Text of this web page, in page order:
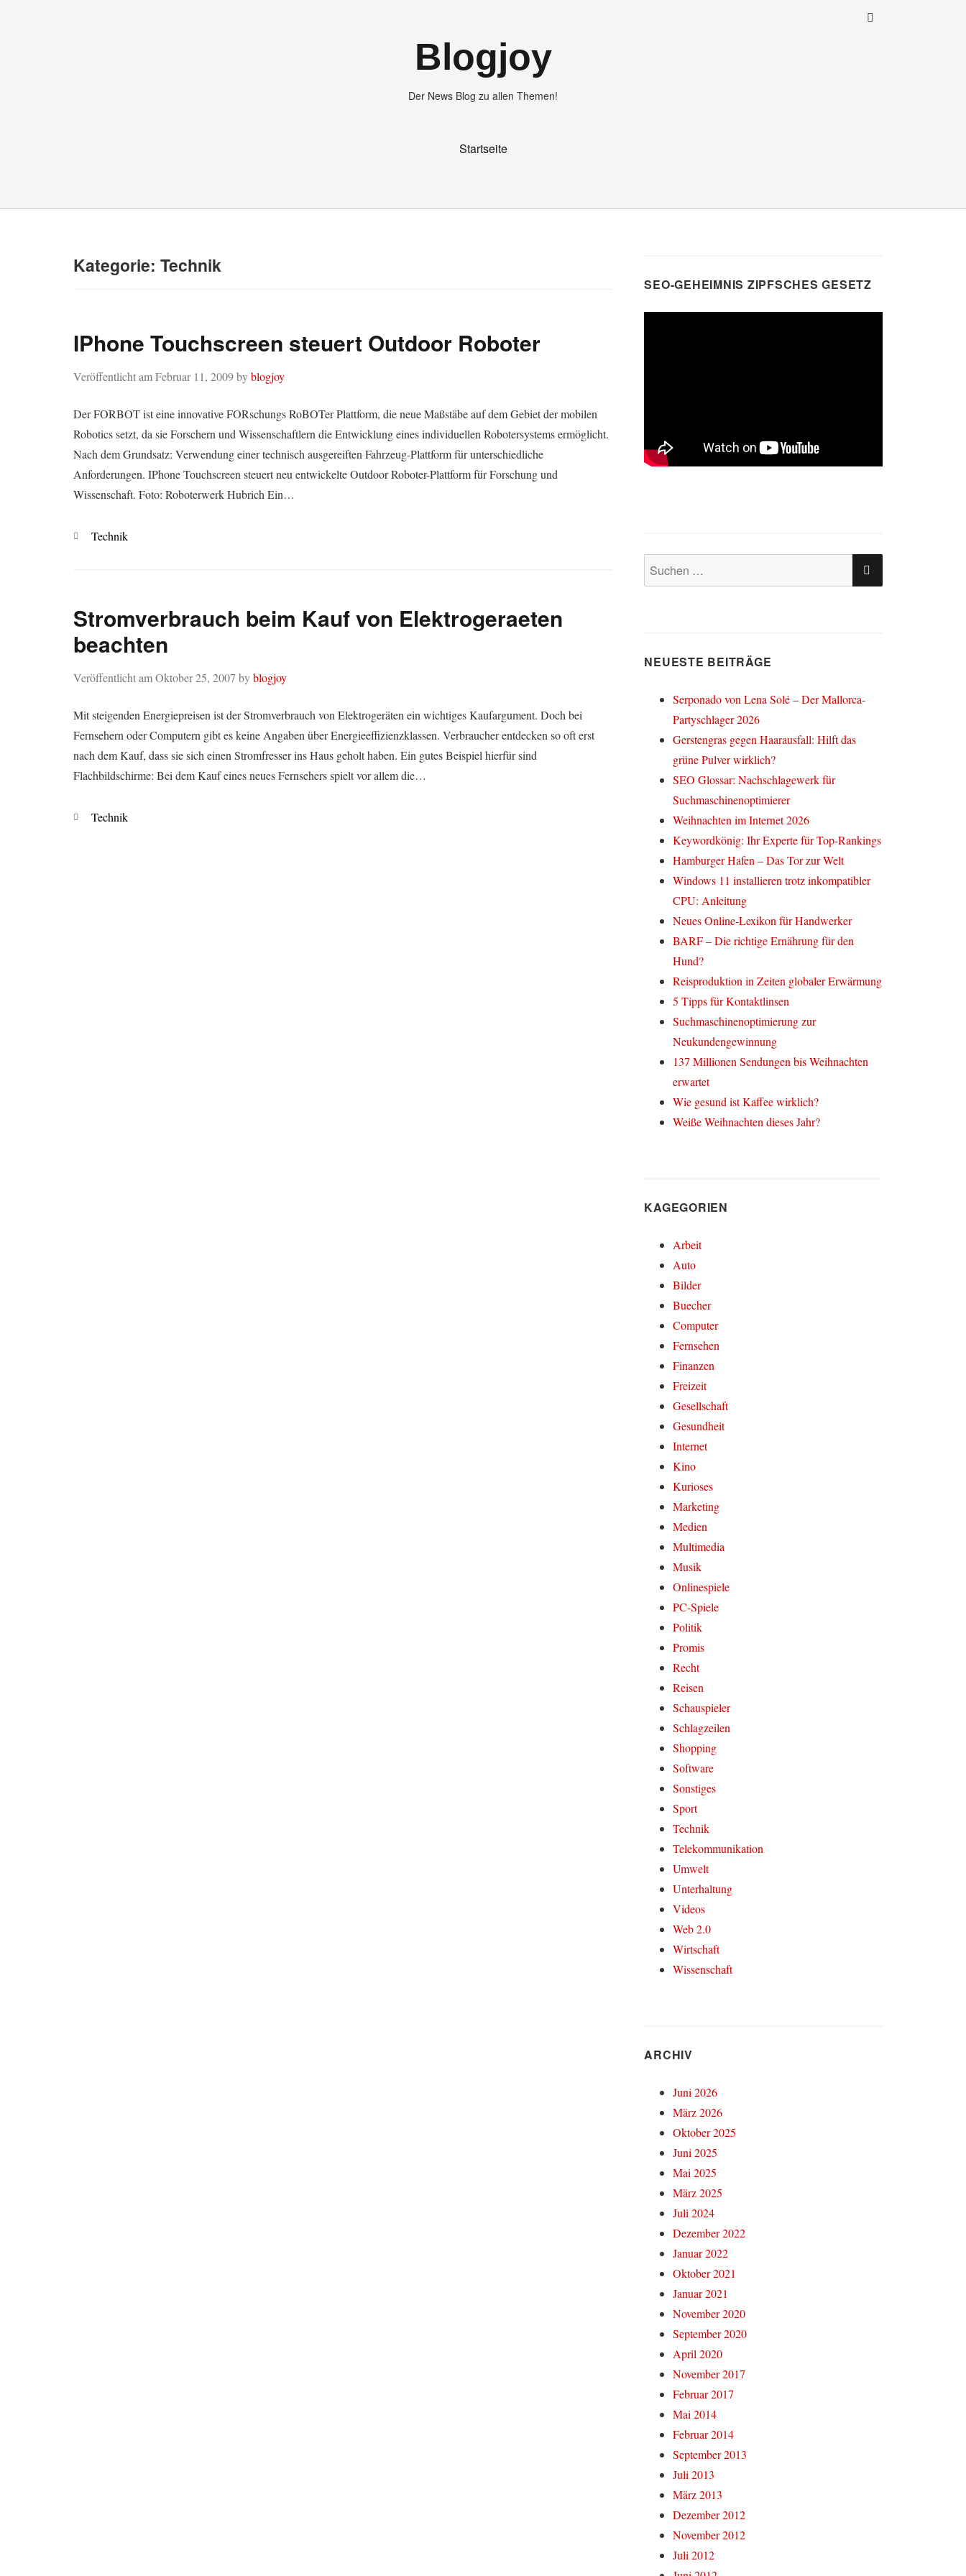
Blogjoy
Der News Blog zu allen Themen!
Startseite
Kategorie: Technik
IPhone Touchscreen steuert Outdoor Roboter
Veröffentlicht amFebruar 11, 2009byblogjoy
Der FORBOT ist eine innovative FORschungs RoBOTer Plattform, die neue Maßstäbe auf dem Gebiet der mobilen
Robotics setzt, da sie Forschern und Wissenschaftlern die Entwicklung eines individuellen Robotersystems ermöglicht.
Nach dem Grundsatz: Verwendung einer technisch ausgereiften Fahrzeug-Plattform für unterschiedliche
Anforderungen. IPhone Touchscreen steuert neu entwickelte Outdoor Roboter-Plattform für Forschung und
Wissenschaft. Foto: Roboterwerk Hubrich Ein…
Kategorien
Technik
Stromverbrauch beim Kauf von Elektrogeraeten
beachten
Veröffentlicht amOktober 25, 2007 byblogjoy
Mit steigenden Energiepreisen ist der Stromverbrauch von Elektrogeräten ein wichtiges Kaufargument. Doch bei
Fernsehern oder Computern gibt es keine Angaben über Energieeffizienzklassen. Verbraucher entdecken so oft erst
nach dem Kauf, dass sie sich einen Stromfresser ins Haus geholt haben. Ein gutes Beispiel hierfür sind
Flachbildschirme: Bei dem Kauf eines neues Fernsehers spielt vor allem die…
Kategorien
Technik
SEO-GEHEIMNIS ZIPFSCHES GESETZ
Suchen
nach:
SUCHEN
NEUESTE BEITRÄGE
Serponado von Lena Solé – Der Mallorca-
Partyschlager 2026
Gerstengras gegen Haarausfall: Hilft das
grüne Pulver wirklich?
SEO Glossar: Nachschlagewerk für
Suchmaschinenoptimierer
Weihnachten im Internet 2026
Keywordkönig: Ihr Experte für Top-Rankings
Hamburger Hafen – Das Tor zur Welt
Windows 11 installieren trotz inkompatibler
CPU: Anleitung
Neues Online-Lexikon für Handwerker
BARF – Die richtige Ernährung für den
Hund?
Reisproduktion in Zeiten globaler Erwärmung
5 Tipps für Kontaktlinsen
Suchmaschinenoptimierung zur
Neukundengewinnung
137 Millionen Sendungen bis Weihnachten
erwartet
Wie gesund ist Kaffee wirklich?
Weiße Weihnachten dieses Jahr?
KAGEGORIEN
Arbeit
Auto
Bilder
Buecher
Computer
Fernsehen
Finanzen
Freizeit
Gesellschaft
Gesundheit
Internet
Kino
Kurioses
Marketing
Medien
Multimedia
Musik
Onlinespiele
PC-Spiele
Politik
Promis
Recht
Reisen
Schauspieler
Schlagzeilen
Shopping
Software
Sonstiges
Sport
Technik
Telekommunikation
Umwelt
Unterhaltung
Videos
Web 2.0
Wirtschaft
Wissenschaft
ARCHIV
Juni 2026
März 2026
Oktober 2025
Juni 2025
Mai 2025
März 2025
Juli 2024
Dezember 2022
Januar 2022
Oktober 2021
Januar 2021
November 2020
September 2020
April 2020
November 2017
Februar 2017
Mai 2014
Februar 2014
September 2013
Juli 2013
März 2013
Dezember 2012
November 2012
Juli 2012